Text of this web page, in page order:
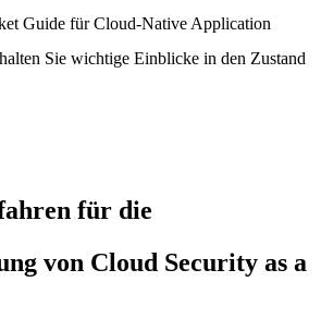
Guide für Cloud-Native Application
Sie wichtige Einblicke in den Zustand
für die
von Cloud Security as a